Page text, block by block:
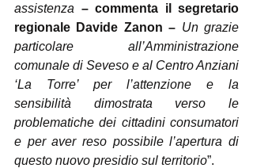
assistenza – commenta il segretario
regionale Davide Zanon – Un grazie
particolare all’Amministrazione
comunale di Seveso e al Centro Anziani
‘La Torre’ per l’attenzione e la
sensibilità dimostrata verso le
problematiche dei cittadini consumatori
e per aver reso possibile l’apertura di
questo nuovo presidio sul territorio”.